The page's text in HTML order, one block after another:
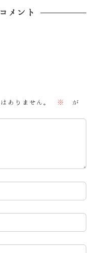
メント
ありません。 ※
が